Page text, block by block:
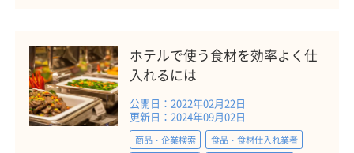
ホテルで使う食材を効率よく仕
入れるには
公開日：2022年02月22日
更新日：2024年09月02日
商品・企業検索
食品・食材仕入れ業者